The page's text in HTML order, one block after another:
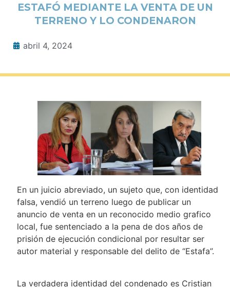
ESTAFÓ MEDIANTE LA VENTA DE UN
TERRENO Y LO CONDENARON
abril 4, 2024
En un juicio abreviado, un sujeto que, con identidad
falsa, vendió un terreno luego de publicar un
anuncio de venta en un reconocido medio grafico
local, fue sentenciado a la pena de dos años de
prisión de ejecución condicional por resultar ser
autor material y responsable del delito de “Estafa”.
La verdadera identidad del condenado es Cristian